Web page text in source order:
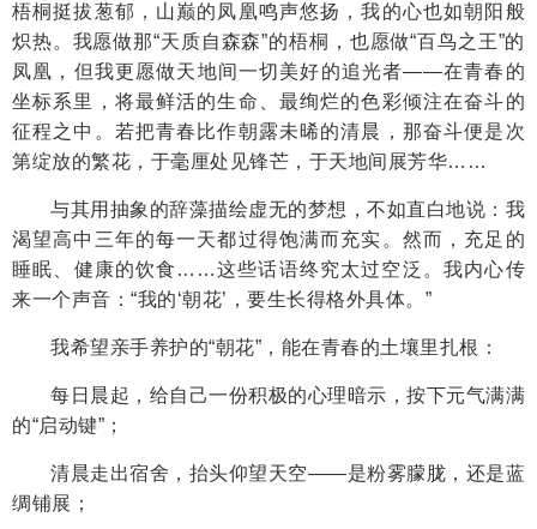
梧桐挺拔葱郁，山巅的凤凰鸣声悠扬，我的心也如朝阳般
炽热。我愿做那“天质自森森”的梧桐，也愿做“百鸟之王”的
凤凰，但我更愿做天地间一切美好的追光者——在青春的
坐标系里，将最鲜活的生命、最绚烂的色彩倾注在奋斗的
征程之中。若把青春比作朝露未晞的清晨，那奋斗便是次
第绽放的繁花，于毫厘处见锋芒，于天地间展芳华……
与其用抽象的辞藻描绘虚无的梦想，不如直白地说：我
渴望高中三年的每一天都过得饱满而充实。然而，充足的
睡眠、健康的饮食……这些话语终究太过空泛。我内心传
来一个声音：“我的‘朝花’，要生长得格外具体。”
我希望亲手养护的“朝花”，能在青春的土壤里扎根：
每日晨起，给自己一份积极的心理暗示，按下元气满满
的“启动键”；
清晨走出宿舍，抬头仰望天空——是粉雾朦胧，还是蓝
绸铺展；